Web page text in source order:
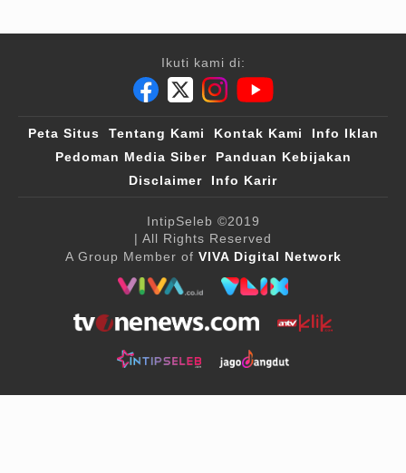
Ikuti kami di:
Peta Situs Tentang Kami Kontak Kami
Info Iklan
Pedoman Media Siber
Panduan Kebijakan
Disclaimer
Info Karir
IntipSeleb ©2019
| All Rights Reserved
A Group Member of VIVA Digital Network